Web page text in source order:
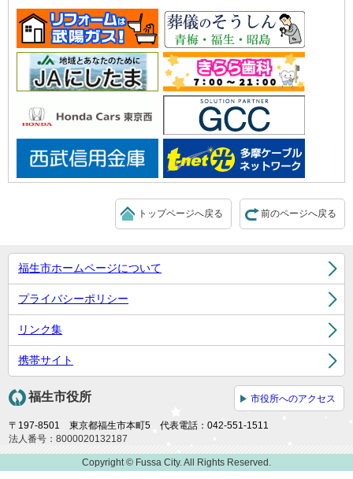
前のページへ戻る
トップページへ戻る
福生市ホームページについて
プライバシーポリシー
リンク集
携帯サイト
福生市役所 市役所へのアクセス
〒197-8501 東京都福生市本町5 代表電話：042-551-1511
法人番号：8000020132187
Copyright © Fussa City. All Rights Reserved.